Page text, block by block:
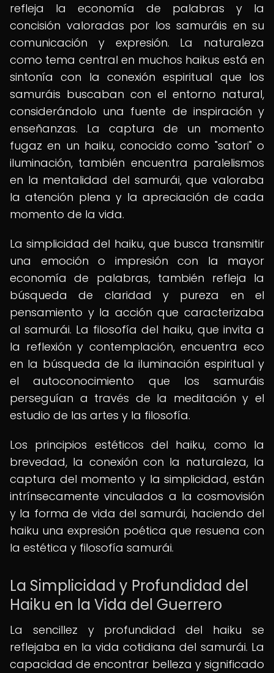
refleja la economía de palabras y la
concisión valoradas por los samuráis en su
comunicación y expresión. La naturaleza
como tema central en muchos haikus está en
sintonía con la conexión espiritual que los
samuráis buscaban con el entorno natural,
considerándolo una fuente de inspiración y
enseñanzas. La captura de un momento
fugaz en un haiku, conocido como "satori" o
iluminación, también encuentra paralelismos
en la mentalidad del samurái, que valoraba
la atención plena y la apreciación de cada
momento de la vida.
La simplicidad del haiku, que busca transmitir
una emoción o impresión con la mayor
economía de palabras, también refleja la
búsqueda de claridad y pureza en el
pensamiento y la acción que caracterizaba
al samurái. La filosofía del haiku, que invita a
la reflexión y contemplación, encuentra eco
en la búsqueda de la iluminación espiritual y
el autoconocimiento que los samuráis
perseguían a través de la meditación y el
estudio de las artes y la filosofía.
Los principios estéticos del haiku, como la
brevedad, la conexión con la naturaleza, la
captura del momento y la simplicidad, están
intrínsecamente vinculados a la cosmovisión
y la forma de vida del samurái, haciendo del
haiku una expresión poética que resuena con
la estética y filosofía samurái.
La Simplicidad y Profundidad del
Haiku en la Vida del Guerrero
La sencillez y profundidad del haiku se
reflejaba en la vida cotidiana del samurái. La
capacidad de encontrar belleza y significado